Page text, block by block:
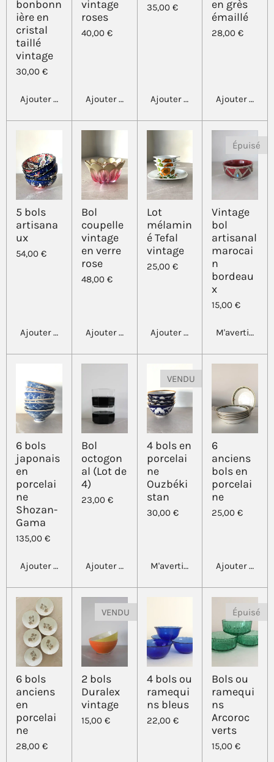
bonbonn
ière en
cristal
taillé
vintage
30,00 €
Ajouter au panier
vintage
roses
40,00 €
Ajouter au panier
35,00 €
Ajouter au panier
en grès
émaillé
28,00 €
Ajouter au
5 bols
artisana
ux
54,00 €
Ajouter au panier
Bol
coupelle
vintage
en verre
rose
48,00 €
Ajouter au panier
Lot
mélamin
é Tefal
vintage
25,00 €
Ajouter au panier
Épuisé
Vintage
bol
artisanal
marocai
n
bordeau
x
15,00 €
M'avertir si
6 bols
japonais
en
porcelai
ne
Shozan-
Gama
135,00 €
Ajouter au panier
Bol
octogon
al (Lot de
4)
23,00 €
Ajouter au panier
VENDU
4 bols en
porcelai
ne
Ouzbéki
stan
30,00 €
M'avertir si disponible
6
anciens
bols en
porcelai
ne
25,00 €
Ajouter au
6 bols
anciens
en
porcelai
ne
28,00 €
VENDU
2 bols
Duralex
vintage
15,00 €
4 bols ou
ramequi
ns bleus
22,00 €
Épuisé
Bols ou
ramequi
ns
Arcoroc
verts
15,00 €